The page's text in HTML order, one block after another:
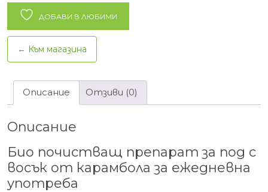
препарат
за
ДОБАВИ В ЛЮБИМИ
← Към магазина
Описание Отзиви (0)
Описание
Био почистващ препарат за под с
восък от карамбола за ежедневна
употреба